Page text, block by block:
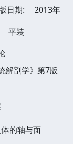
日期:
2013年
平装
解剖学》第7版
的轴与面